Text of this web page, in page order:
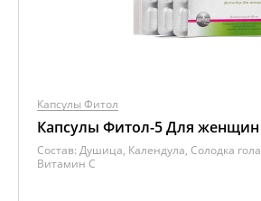
Капсулы Фитол
Капсулы Фитол-5 Для женщин
Состав: Душица, Календула, Солодка
Витамин C